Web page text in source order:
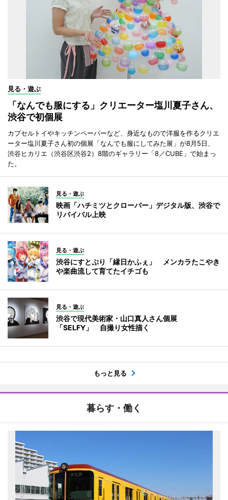
見る・遊ぶ
「なんでも服にする」クリエーター塩川夏子さん、
渋谷で初個展
カプセルトイやキッチンペーパーなど、身近なもので洋服を作るクリエ
ーター塩川夏子さん初の個展「なんでも服にしてみた展」が8月5日、
渋谷ヒカリエ（渋谷区渋谷2）8階のギャラリー「8／CUBE」で始まっ
た。
見る・遊ぶ
映画「ハチミツとクローバー」デジタル版、渋谷で
リバイバル上映
見る・遊ぶ
渋谷にすとぷり「縁日かふぇ」 メンカラたこやき
や楽曲流して育てたイチゴも
見る・遊ぶ
渋谷で現代美術家・山口真人さん個展
「SELFY」 自撮り女性描く
もっと見る
暮らす・働く